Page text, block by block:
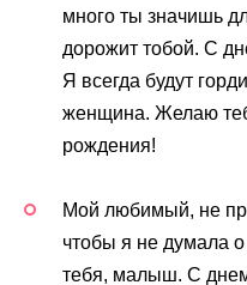
много ты значишь
дорожит тобой. С
Я всегда будут
женщина. Желаю
рождения!
Мой любимый, не
чтобы я не думала
тебя, малыш. С